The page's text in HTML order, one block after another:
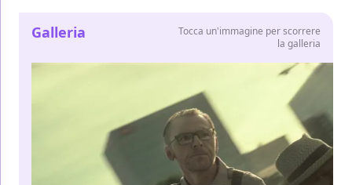
Galleria
Tocca un'immagine per scorrere
la galleria